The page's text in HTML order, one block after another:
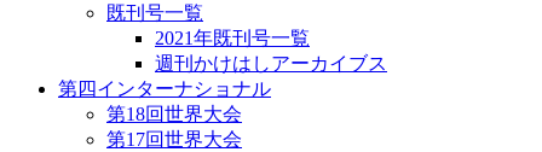
既刊号一覧
2021年既刊号一覧
週刊かけはしアーカイブス
第四インターナショナル
第18回世界大会
第17回世界大会